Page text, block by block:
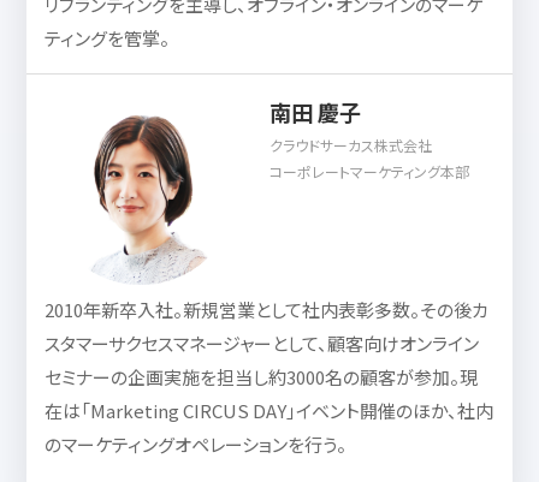
ティングを管掌。
南田 慶子
クラウドサーカス株式会社
コーポレートマーケティング本部
2010年新卒入社。新規営業として社内表彰多数。その後カ
スタマーサクセスマネージャーとして、顧客向けオンライン
セミナーの企画実施を担当し約3000名の顧客が参加。現
在は「Marketing CIRCUS DAY」イベント開催のほか、社内
のマーケティングオペレーションを行う。